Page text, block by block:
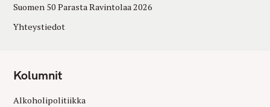
Suomen 50 Parasta Ravintolaa 2026
Yhteystiedot
Kolumnit
Alkoholipolitiikka